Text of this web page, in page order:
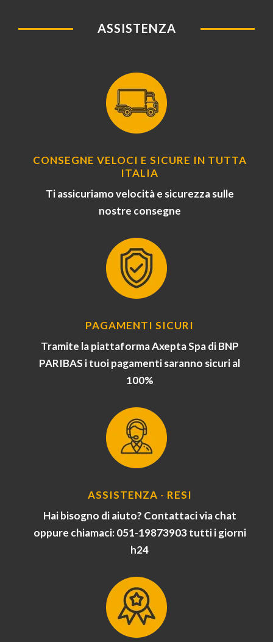
ASSISTENZA
CONSEGNE VELOCI E SICURE IN TUTTA
ITALIA
Ti assicuriamo velocità e sicurezza sulle
nostre consegne
PAGAMENTI SICURI
Tramite la piattaforma Axepta Spa di BNP
PARIBAS i tuoi pagamenti saranno sicuri al
100%
ASSISTENZA - RESI
Hai bisogno di aiuto? Contattaci via chat
oppure chiamaci: 051-19873903 tutti i giorni
h24